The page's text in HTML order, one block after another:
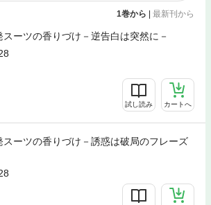
1巻から | 最新刊から
スーツの香りづけ－逆告白は突然に－
試し読み カートへ
スーツの香りづけ－誘惑は破局のフレーズ